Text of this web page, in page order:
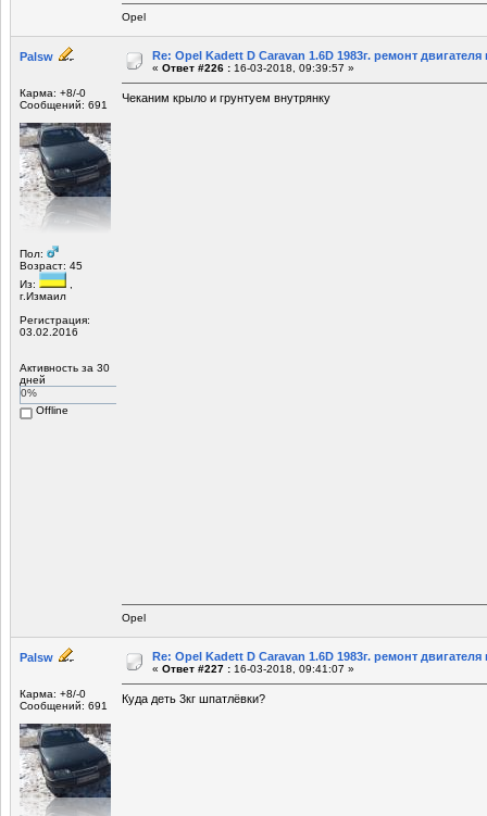
Opel
Palsw
Карма: +8/-0
Сообщений: 691
Пол:
Возраст: 45
Из:
г.Измаил
Регистрация:
03.02.2016
Активность за 30
дней
0%
Offline
Re: Opel Kadett D Caravan 1.6D 1983г. ремонт двигателя
« Ответ #226 : 16-03-2018, 09:39:57 »
Чеканим крыло и грунтуем внутрянку
Opel
Palsw
Карма: +8/-0
Сообщений: 691
Re: Opel Kadett D Caravan 1.6D 1983г. ремонт двигателя
« Ответ #227 : 16-03-2018, 09:41:07 »
Куда деть 3кг шпатлёвки?